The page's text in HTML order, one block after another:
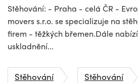
Stěhování: - Praha - celá ČR -
movers s.r.o. se specializuje na
firem - těžkých břemen.Dále
uskladnění...
Stěhování Stěhování